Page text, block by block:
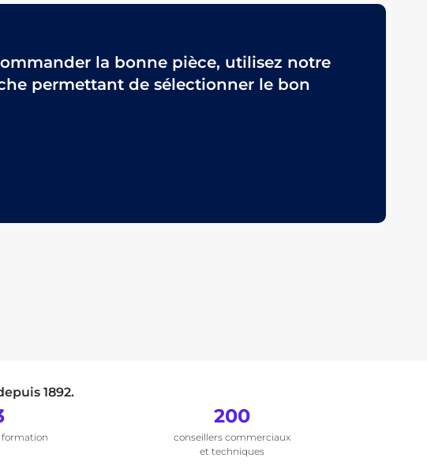
la bonne pièce, utilisez notre
permettant de sélectionner le bon
1892.
200
conseillers commerciaux
et techniques